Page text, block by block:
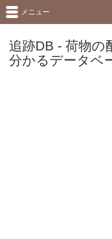
追跡DB - 荷物の
分かるデータベ
メニュー